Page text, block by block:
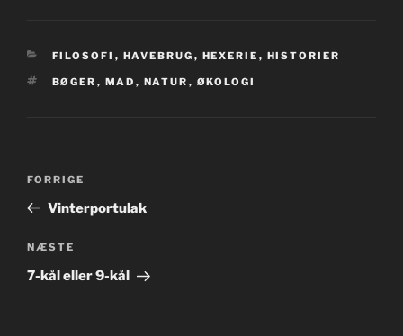
KATEGORIER
FILOSOFI , HAVEBRUG , HEXERIE , HISTORIER
TAGS
BØGER , MAD , NATUR , ØKOLOGI
Forrige
indlæg
FORRIGE
Vinterportulak
Næste
indlæg
NÆSTE
7-kål eller 9-kål